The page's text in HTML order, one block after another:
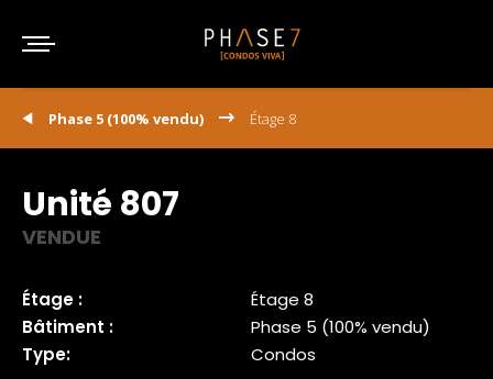
Phase 5 (100% vendu) Étage 8
Unité 807
VENDUE
Étage :
Étage 8
Bâtiment :
Phase 5 (100% vendu)
Type:
Condos